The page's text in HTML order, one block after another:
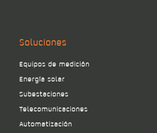
Soluciones
Equipos de medición
Energía solar
Subestaciones
Telecomunicaciones
Automatización